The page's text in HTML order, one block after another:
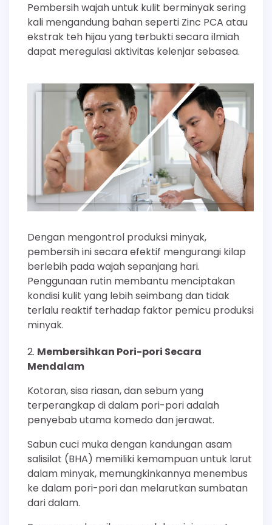
Pembersih wajah untuk kulit berminyak sering
kali mengandung bahan seperti Zinc PCA atau
ekstrak teh hijau yang terbukti secara ilmiah
dapat meregulasi aktivitas kelenjar sebasea.
Dengan mengontrol produksi minyak,
pembersih ini secara efektif mengurangi kilap
berlebih pada wajah sepanjang hari.
Penggunaan rutin membantu menciptakan
kondisi kulit yang lebih seimbang dan tidak
terlalu reaktif terhadap faktor pemicu produksi
minyak.
Membersihkan Pori-pori Secara
Mendalam
Kotoran, sisa riasan, dan sebum yang
terperangkap di dalam pori-pori adalah
penyebab utama komedo dan jerawat.
Sabun cuci muka dengan kandungan asam
salisilat (BHA) memiliki kemampuan untuk larut
dalam minyak, memungkinkannya menembus
ke dalam pori-pori dan melarutkan sumbatan
dari dalam.